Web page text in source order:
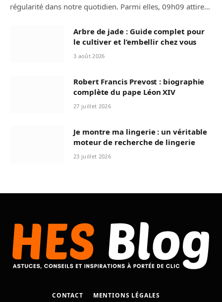
régularité dans notre quotidien. Parmi elles, 09h09 attire…
Arbre de jade : Guide complet pour
le cultiver et l’embellir chez vous
3 août 2026
Robert Francis Prevost : biographie
complète du pape Léon XIV
27 juillet 2026
Je montre ma lingerie : un véritable
moteur de recherche de lingerie
23 juillet 2026
CONTACT MENTIONS LÉGALES